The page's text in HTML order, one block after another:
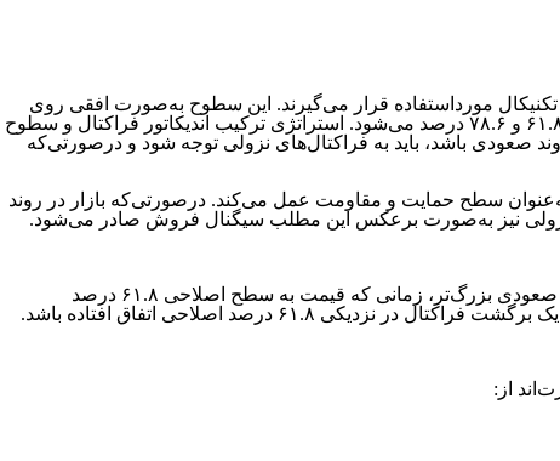
تکنیکال مورداستفاده قرار می‌گیرند. این سطوح به‌صورت افقی روی
نمودار قیمت قرار می‌گیرند و به تشخیص نقاط بازگشتی و تغییرات روند کمک می‌کنند. سطوح مهم فیبوناچی شامل اعداد ۲۳.۶، ۳۸.۲، ۵۰، ۶۱.۸ و ۷۸.۶ درصد می‌شود. استراتژی ترکیب اندیکاتور فراکتال و سطوح
صعودی باشد، باید به فراکتال‌های نزولی توجه شود و درصورتی‌که
سطح حمایت و مقاومت عمل می‌کند. درصورتی‌که بازار در روند
نزولی نیز به‌صورت برعکس این مطلب سیگنال فروش صادر می‌شود.
اغلب معامله‌گران تمایل دارند روی معاملات با نسبت‌های فیبوناچی خاص تمرکز کنند. برخی از معامله‌گران ترجیح می‌دهند در طول یک‌روند صعودی بزرگ‌تر، زمانی که قیمت به سطح اصلاحی ۶۱.۸ درصد
درصد اصلاحی اتفاق افتاده باشد.
از: